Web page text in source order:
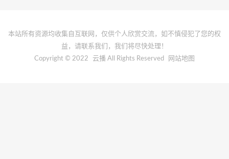
本站所有资源均收集自互联网，仅供个人欣赏交流，如不慎侵犯了您的权
益，请联系我们，我们将尽快处理！
Copyright © 2022
云播 All Rights Reserved 网站地图